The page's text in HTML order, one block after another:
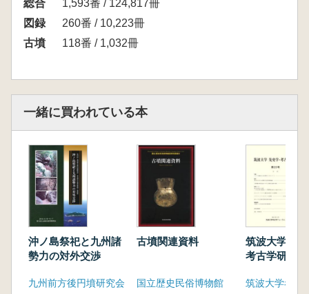
志段味の帆立貝式古墳のおわり
濃尾に君臨する尾張の王
コラム 猿投型円筒埴輪とは?
尾張の王を支えるひとび
4 古墳と尾張氏の系
尾張の最後の前方後円増
⌒
最初の王墓と大規模な集団墓
域
地域ごとの小規模な墓
域
熱田に営まれた墓
尾張氏の系譜と祖先祭
総合
1,593番 / 124,817冊
図録
260番 / 10,223冊
古墳
118番 / 1,032冊
一緒に買われている本
沖ノ島祭祀と九州諸
勢力の対外交渉
九州前方後円墳研究会
古墳関連資料
国立歴史民俗博物館
筑波大学 先
考古学研究